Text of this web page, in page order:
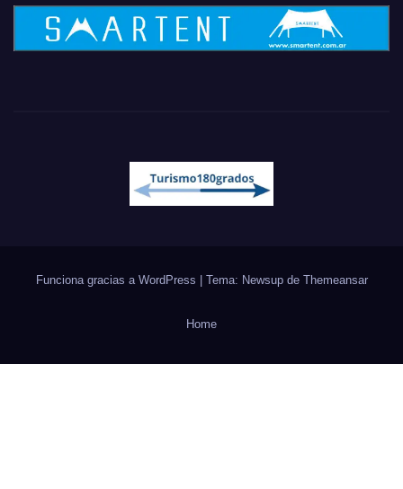
Funciona gracias a WordPress Tema: Newsup de Themeansar
Home